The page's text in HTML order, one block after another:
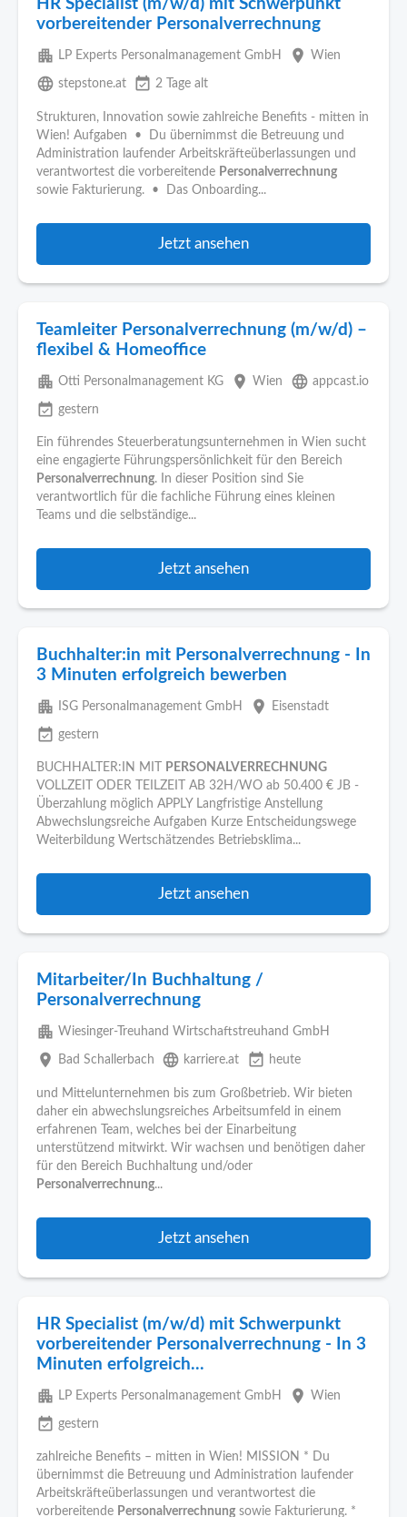
HR Specialist (m/w/d) mit Schwerpunkt
vorbereitender Personalverrechnung
apartment LP Experts Personalmanagement GmbH place Wien
language stepstone.at event_available 2 Tage alt
Strukturen, Innovation sowie zahlreiche Benefits - mitten in
Wien! Aufgaben • Du übernimmst die Betreuung und
Administration laufender Arbeitskräfteüberlassungen und
verantwortest die vorbereitende Personalverrechnung
sowie Fakturierung. • Das Onboarding...
Jetzt ansehen
Teamleiter Personalverrechnung (m/w/d) –
flexibel & Homeoffice
apartment Otti Personalmanagement KG place Wien language appcast.io
event_available gestern
Ein führendes Steuerberatungsunternehmen in Wien sucht
eine engagierte Führungspersönlichkeit für den Bereich
Personalverrechnung. In dieser Position sind Sie
verantwortlich für die fachliche Führung eines kleinen
Teams und die selbständige...
Jetzt ansehen
Buchhalter:in mit Personalverrechnung - In
3 Minuten erfolgreich bewerben
apartment ISG Personalmanagement GmbH place Eisenstadt
event_available gestern
BUCHHALTER:IN MIT
PERSONALVERRECHNUNG
VOLLZEIT ODER TEILZEIT AB 32H/WO ab 50.400 € JB -
Überzahlung möglich APPLY Langfristige Anstellung
Abwechslungsreiche Aufgaben Kurze Entscheidungswege
Weiterbildung Wertschätzendes Betriebsklima...
Jetzt ansehen
Mitarbeiter/In Buchhaltung /
Personalverrechnung
apartment Wiesinger-Treuhand Wirtschaftstreuhand GmbH
place Bad Schallerbach language karriere.at event_available heute
und Mittelunternehmen bis zum Großbetrieb. Wir bieten
daher ein abwechslungsreiches Arbeitsumfeld in einem
erfahrenen Team, welches bei der Einarbeitung
unterstützend mitwirkt. Wir wachsen und benötigen daher
für den Bereich Buchhaltung und/oder
Personalverrechnung...
Jetzt ansehen
HR Specialist (m/w/d) mit Schwerpunkt
vorbereitender Personalverrechnung - In 3
Minuten erfolgreich...
apartment LP Experts Personalmanagement GmbH place Wien
event_available gestern
zahlreiche Benefits – mitten in Wien! MISSION * Du
übernimmst die Betreuung und Administration laufender
Arbeitskräfteüberlassungen und verantwortest die
vorbereitende Personalverrechnung sowie Fakturierung. *